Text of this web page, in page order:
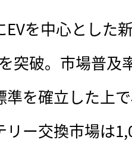
を中心とした
突破。市場普及
準を確立した上
リー交換市場は